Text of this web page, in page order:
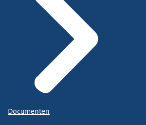
Documenten